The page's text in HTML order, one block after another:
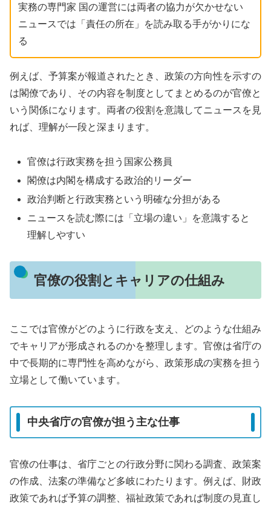
実務の専門家 国の運営には両者の協力が欠かせない
ニュースでは「責任の所在」を読み取る手がかりにな
る
例えば、予算案が報道されたとき、政策の方向性を示すの
は閣僚であり、その内容を制度としてまとめるのが官僚と
いう関係になります。両者の役割を意識してニュースを見
れば、理解が一段と深まります。
官僚は行政実務を担う国家公務員
閣僚は内閣を構成する政治的リーダー
政治判断と行政実務という明確な分担がある
ニュースを読む際には「立場の違い」を意識すると
理解しやすい
官僚の役割とキャリアの仕組み
ここでは官僚がどのように行政を支え、どのような仕組み
でキャリアが形成されるのかを整理します。官僚は省庁の
中で長期的に専門性を高めながら、政策形成の実務を担う
立場として働いています。
中央省庁の官僚が担う主な仕事
官僚の仕事は、省庁ごとの行政分野に関わる調査、政策案
の作成、法案の準備など多岐にわたります。例えば、財政
政策であれば予算の調整、福祉政策であれば制度の見直し